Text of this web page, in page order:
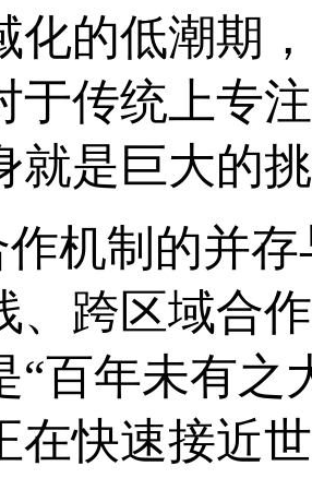
化的低潮期
于传统上专
就是巨大的
作机制的并
、跨区域合
“百年未有
在快速接近